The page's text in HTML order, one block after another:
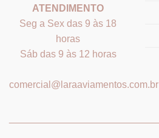
ATENDIMENTO
Seg a Sex das 9 às 18
horas
Sáb das 9 às 12 horas
comercial@laraaviamentos.com.br